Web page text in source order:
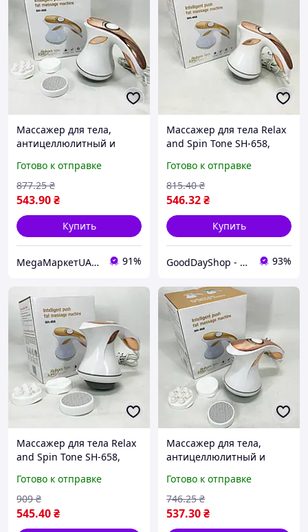
Массажер для тела,
антицеллюлитный и
использования, улучшает
кровообращение и
расслабляет мышцы
Готово к отправке
543.90₴
877.25 ₴
Купить
MegaМаркетUA — ваш заказ уже в пути 🚚📦✨ 91%
Массажер для тела Relax
and Spin Tone SH-658,
каждый день.
Готово к отправке
546.32₴
815.40 ₴
Купить
GoodDayShop - Онлайн магазин различных товаров 93%
Массажер для тела Relax
and Spin Tone SH-658,
вибромассаж для
здоровья
Готово к отправке
545.40₴
909 ₴
Массажер для тела,
антицеллюлитный и
расслабления и
улучшения
кровообращения
Готово к отправке
537.30₴
746.25 ₴